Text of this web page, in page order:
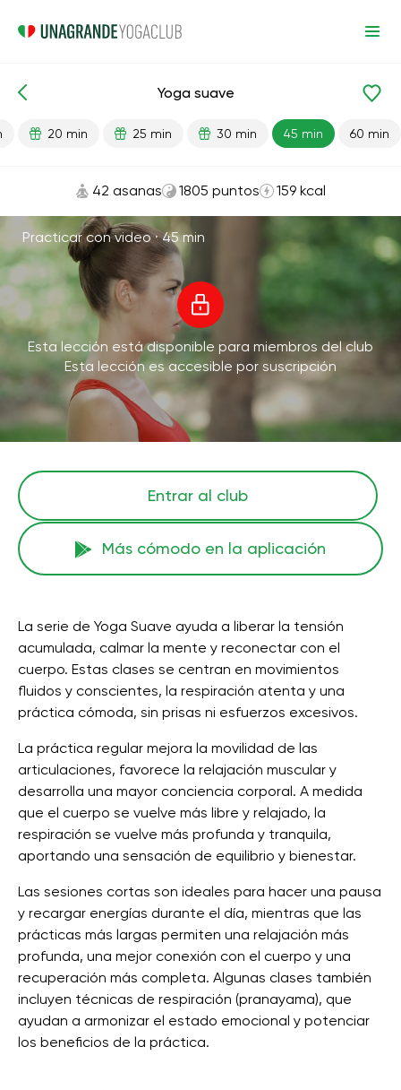
Lecciones preparadas Comienzo
Yoga suave
20 min 25 min 30 min 45 min 60 min
42 asanas 1805 puntos 159 kcal
Practicar con video ·45 min
Esta lección está disponible para miembros del club
Esta lección es accesible por suscripción
Entrar al club
Más cómodo en la aplicación
La serie de Yoga Suave ayuda a liberar la tensión
acumulada, calmar la mente y reconectar con el
cuerpo. Estas clases se centran en movimientos
fluidos y conscientes, la respiración atenta y una
práctica cómoda, sin prisas ni esfuerzos excesivos.
La práctica regular mejora la movilidad de las
articulaciones, favorece la relajación muscular y
desarrolla una mayor conciencia corporal. A medida
que el cuerpo se vuelve más libre y relajado, la
respiración se vuelve más profunda y tranquila,
aportando una sensación de equilibrio y bienestar.
Las sesiones cortas son ideales para hacer una pausa
y recargar energías durante el día, mientras que las
prácticas más largas permiten una relajación más
profunda, una mejor conexión con el cuerpo y una
recuperación más completa. Algunas clases también
incluyen técnicas de respiración (pranayama), que
ayudan a armonizar el estado emocional y potenciar
los beneficios de la práctica.